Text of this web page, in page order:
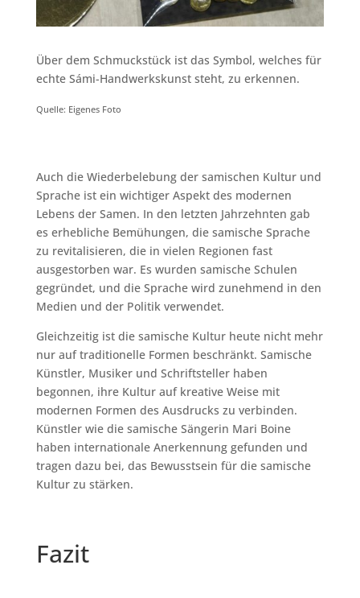
Über dem Schmuckstück ist das Symbol, welches für
echte Sámi-Handwerkskunst steht, zu erkennen.
Quelle: Eigenes Foto
Auch die Wiederbelebung der samischen Kultur und
Sprache ist ein wichtiger Aspekt des modernen
Lebens der Samen. In den letzten Jahrzehnten gab
es erhebliche Bemühungen, die samische Sprache
zu revitalisieren, die in vielen Regionen fast
ausgestorben war. Es wurden samische Schulen
gegründet, und die Sprache wird zunehmend in den
Medien und der Politik verwendet.
Gleichzeitig ist die samische Kultur heute nicht mehr
nur auf traditionelle Formen beschränkt. Samische
Künstler, Musiker und Schriftsteller haben
begonnen, ihre Kultur auf kreative Weise mit
modernen Formen des Ausdrucks zu verbinden.
Künstler wie die samische Sängerin Mari Boine
haben internationale Anerkennung gefunden und
tragen dazu bei, das Bewusstsein für die samische
Kultur zu stärken.
Fazit